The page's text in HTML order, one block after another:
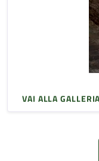
VAI ALLA GALLERIA